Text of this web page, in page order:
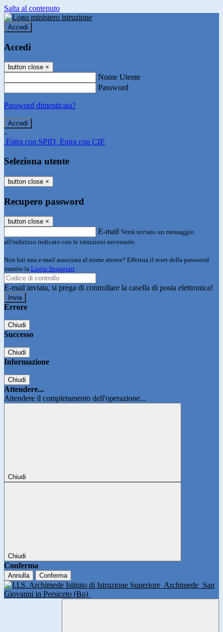
Salta al contenuto
Accedi
Accedi
button close ×
Nome Utente
Password
Password dimenticata?
-
Entra con SPID Entra con CIE
Seleziona utente
button close ×
Recupero password
button close ×
E-mail Verrà inviato un messaggio
all'indirizzo indicato con le istruzioni necessarie.
Non hai una e-mail associata al nome utente? Effettua il reset della password
tramite la Login Spaggiari
E-mail inviata, si prega di controllare la casella di posta elettronica!
Errore
Chiudi
Successo
Chiudi
Informazione
Chiudi
Attendere...
Attendere il completamento dell'operazione...
Chiudi
Chiudi
Conferma
Annulla Conferma
Istituto di Istruzione Superiore Archimede San
Giovanni in Persiceto (Bo)